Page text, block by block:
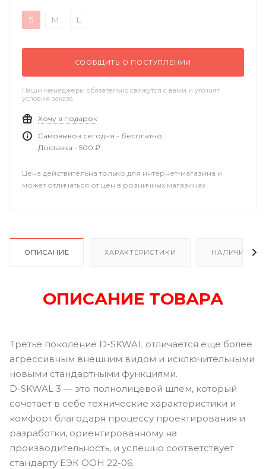
S M L
СООБЩИТЬ О ПОСТУПЛЕНИИ
Наши менеджеры обязательно свяжутся с вами и уточнят
условия заказа
Хочу в подарок
Самовывоз сегодня - бесплатно
Доставка - 500 ₽
Цена действительна только для интернет-магазина и
может отличаться от цен в розничных магазинах
ОПИСАНИЕ ХАРАКТЕРИСТИКИ НАЛИЧИЕ В
ОПИСАНИЕ ТОВАРА
Третье поколение D-SKWAL отличается еще более
агрессивным внешним видом и исключительными
новыми стандартными функциями.
D-SKWAL 3 — это полнолицевой шлем, который
сочетает в себе технические характеристики и
комфорт благодаря процессу проектирования и
разработки, ориентированному на
производительность, и успешно соответствует
стандарту ЕЭК ООН 22-06.